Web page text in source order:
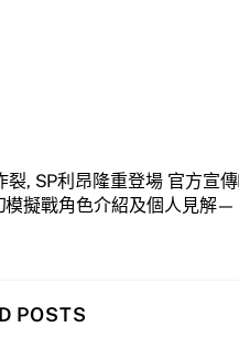
裂, SP利昂隆重登場 官方宣
模擬戰角色介紹及個人見解
POSTS